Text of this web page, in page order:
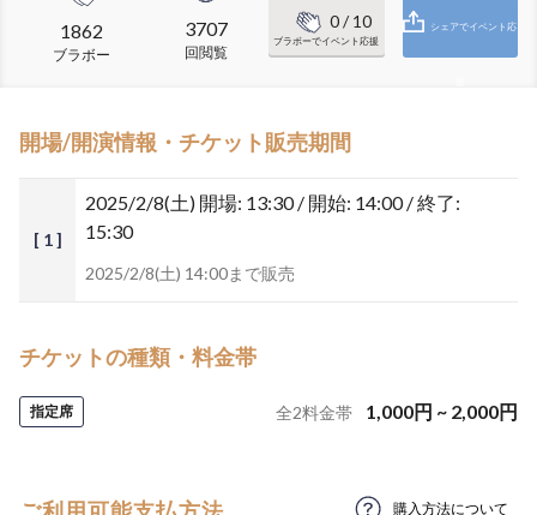
1862
ブラボー
3707
回閲覧
0/ 10
ブラボーでイベント応援
シェアでイベント応
開場/開演情報・チケット販売期間
[ 1 ]
2025/2/8(土) 開場: 13:30 / 開始: 14:00 / 終了:
15:30
2025/2/8(土) 14:00まで販売
チケットの種類・料金帯
指定席 全2料金帯 1,000円 ~ 2,000円
購入方法について